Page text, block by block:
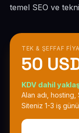
temel SEO ve
TEK & ŞEFFAF
50
KDV dahil
Alan adı,
Siteniz 1-3 iş